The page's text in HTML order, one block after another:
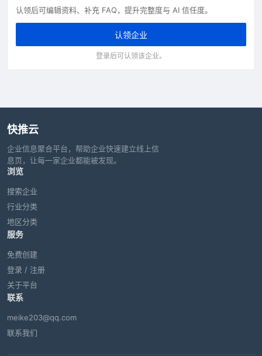
认领后可编辑资料、补充 FAQ，提升完整度与 AI 信任度。
认领企业
登录后可认领该企业。
快推云
企业信息聚合平台，帮助企业快速建立线上信
息页，让每一家企业都能被发现。
浏览
搜索企业
行业分类
地区分类
服务
免费创建
登录 / 注册
关于平台
联系
meike203@qq.com
联系我们